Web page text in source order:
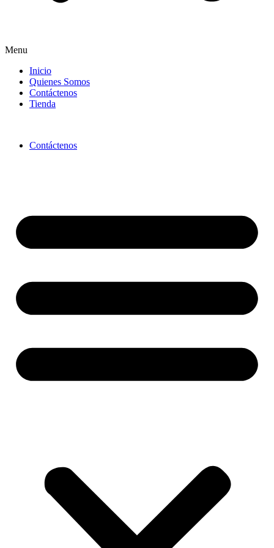
Menu
Inicio
Quienes Somos
Contáctenos
Tienda
Contáctenos